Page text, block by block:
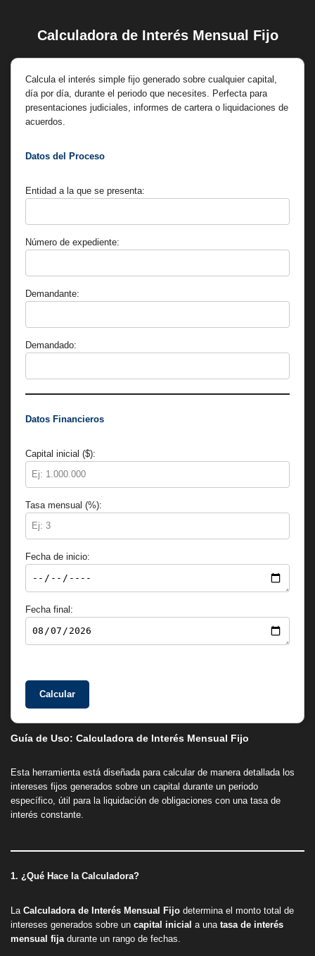
contenido
Calculadora de Interés Mensual Fijo
Calcula el interés simple fijo generado sobre cualquier capital,
día por día, durante el periodo que necesites. Perfecta para
presentaciones judiciales, informes de cartera o liquidaciones de
acuerdos.
Datos del Proceso
Entidad a la que se presenta:
Número de expediente:
Demandante:
Demandado:
Datos Financieros
Capital inicial ($):
Tasa mensual (%):
Fecha de inicio:
Fecha final:
Calcular
Guía de Uso: Calculadora de Interés Mensual Fijo
Esta herramienta está diseñada para calcular de manera detallada los
intereses fijos generados sobre un capital durante un periodo
específico, útil para la liquidación de obligaciones con una tasa de
interés constante.
1. ¿Qué Hace la Calculadora?
La Calculadora de Interés Mensual Fijo determina el monto total de
intereses generados sobre un capital inicial a una tasa de interés
mensual fija durante un rango de fechas.